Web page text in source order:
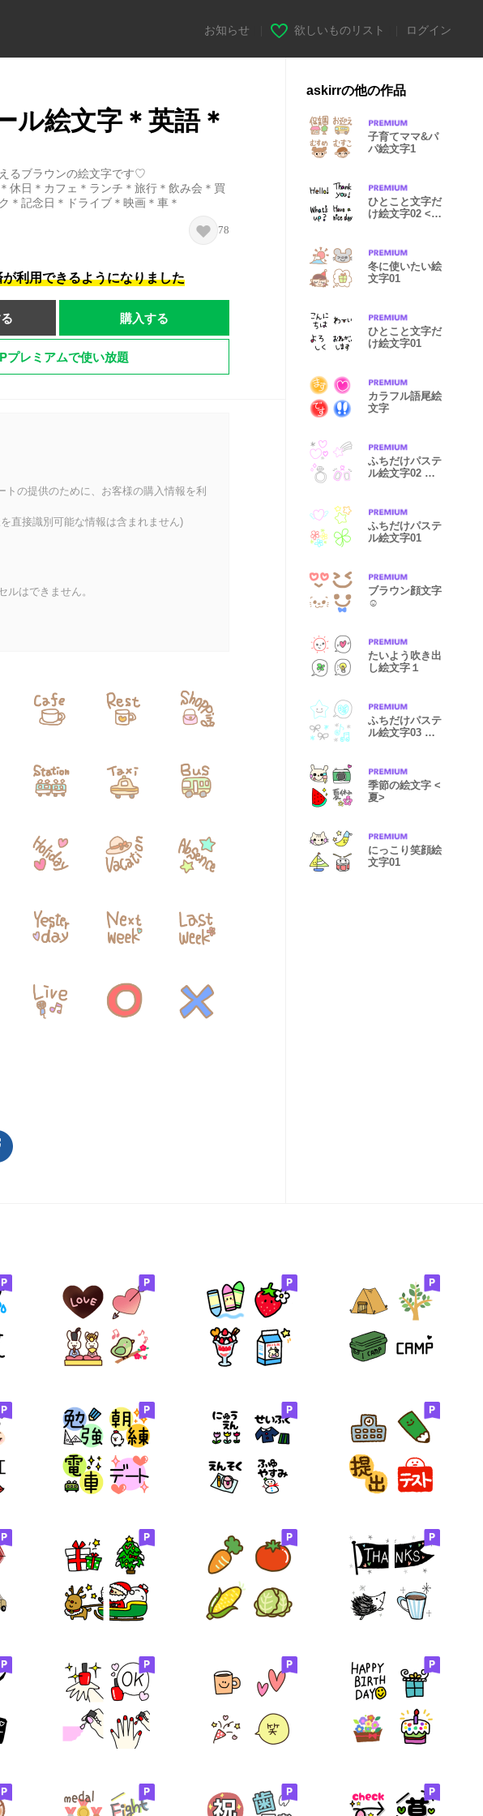
お知らせ 欲しいものリスト ログイン
ル絵文字＊英語＊
るブラウンの絵文字です♡
休日＊カフェ＊ランチ＊旅行＊飲み会＊買
＊記念日＊ドライブ＊映画＊車＊
78
利用できるようになりました
購入する
プレミアムで使い放題
の提供のために、お客様の購入情報を利
直接識別可能な情報は含まれません)
はできません。
askirrの他の作品
子育てママ&パ
パ絵文字1
ひとこと文字だ
け絵文字02 <英
冬に使いたい絵
文字01
ひとこと文字だ
け絵文字01
カラフル語尾絵
文字
ふちだけパステ
ル絵文字02 ピ
ふちだけパステ
ル絵文字01
ブラウン顔文字
☺︎
たいよう吹き出
し絵文字１
ふちだけパステ
ル絵文字03 ブ
季節の絵文字 <
夏>
にっこり笑顔絵
文字01